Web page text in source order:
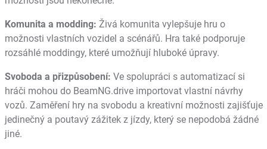
Komunita a modding: Živá komunita vylepšuje hru o
možnosti vlastních vozidel a scénářů. Hra také podporuje
rozsáhlé moddingy, které umožňují hluboké úpravy.
Svoboda a přizpůsobení: Ve spolupráci s automatizací si
hráči mohou do BeamNG.drive importovat vlastní návrhy
vozů. Zaměření hry na svobodu a kreativní možnosti zajišťuje
jedinečný a poutavý zážitek z jízdy, který se nepodobá žádné
jiné.